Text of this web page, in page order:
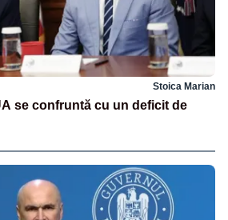
Stoica Marian
se confruntă cu un deficit de